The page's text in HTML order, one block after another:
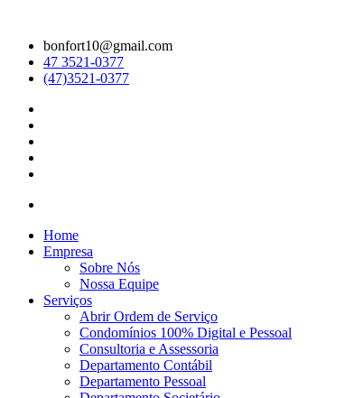
bonfort10@gmail.com
47 3521-0377
(47)3521-0377
Home
Empresa
Sobre Nós
Nossa Equipe
Serviços
Abrir Ordem de Serviço
Condomínios 100% Digital e Pessoal
Consultoria e Assessoria
Departamento Contábil
Departamento Pessoal